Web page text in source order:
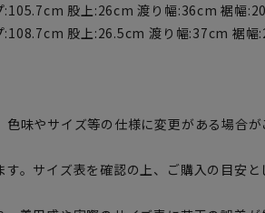
股上:26cm 渡り幅:36cm 裾幅
股上:26.5cm 渡り幅:37cm 裾幅
味やサイズ等の仕様に変更がある場合が
。サイズ表を確認の上、ご購入の目安と